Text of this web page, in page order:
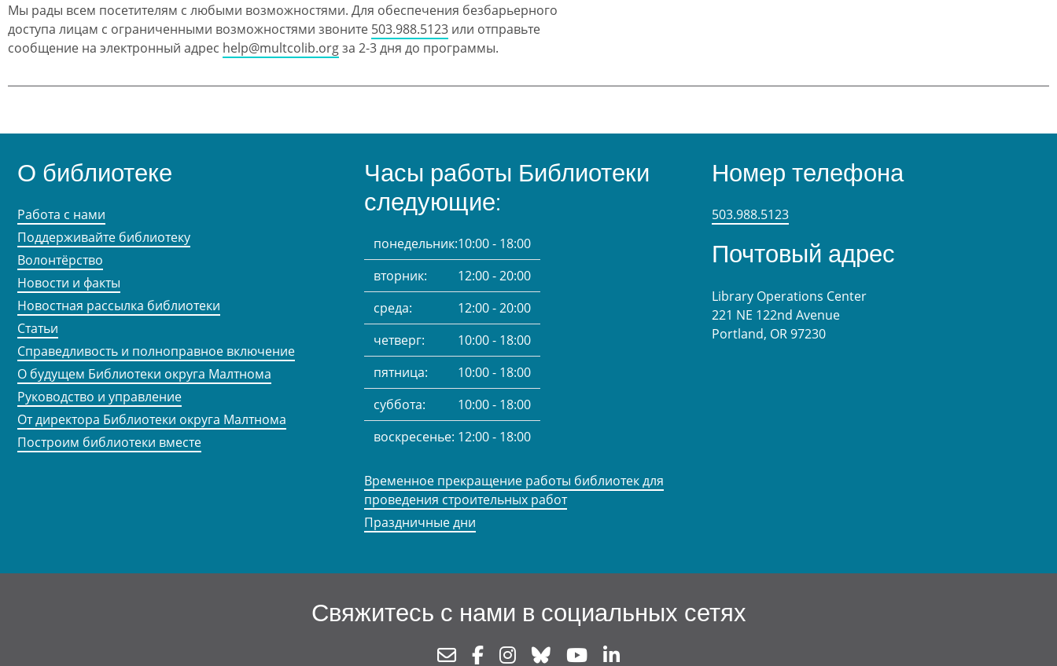
Мы рады всем посетителям с любыми возможностями. Для обеспечения безбарьерного
доступа лицам с ограниченными возможностями звоните 503.988.5123 или отправьте
сообщение на электронный адрес help@multcolib.orgза 2-3 дня до программы.
О библиотеке
Работа с нами
Поддерживайте библиотеку
Волонтёрство
Новости и факты
Новостная рассылка библиотеки
Статьи
Справедливость и полноправное включение
О будущем Библиотеки округа Малтнома
Руководство и управление
От директора Библиотеки округа Малтнома
Построим библиотеки вместе
Часы работы Библиотеки
следующие:
понедельник:10:00 - 18:00
вторник:
12:00 - 20:00
среда:
12:00 - 20:00
четверг:
10:00 - 18:00
пятница:
10:00 - 18:00
суббота:
10:00 - 18:00
воскресенье: 12:00 - 18:00
Временное прекращение работы библиотек для
проведения строительных работ
Праздничные дни
Номер телефона
503.988.5123
Почтовый адрес
Library Operations Center
221 NE 122nd Avenue
Portland, OR 97230
Свяжитесь с нами в социальных сетях
NewsletterFacebookInstagram
Bluesky Youtube